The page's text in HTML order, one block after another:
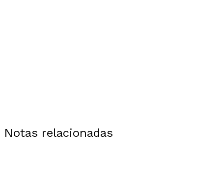
Notas relacionadas